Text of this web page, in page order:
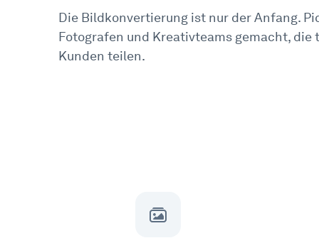
Die Bildkonvertierung ist nur der Anfang.
Fotografen und Kreativteams gemacht,
Kunden teilen.